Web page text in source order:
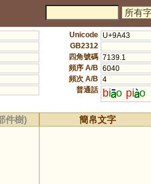
Unicode U+9A43
GB2312
四角號碼 7139.1
頻序 A/B 6040
頻次 A/B 4
普通話 bi o pi o
件樹) 簡帛文字